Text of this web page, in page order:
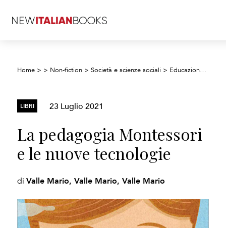
Home > > Non-fiction >Società e scienze sociali > Educazione >
LIBRI 23 Luglio 2021
La pedagogia Montessori
e le nuove tecnologie
diValle Mario, Valle Mario, Valle Mario